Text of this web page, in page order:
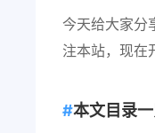
今天给大家分
注本站，现在
本文目录一